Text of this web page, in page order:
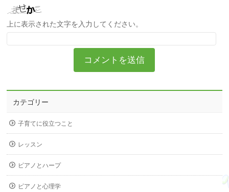
上に表示された文字を入力してください。
カテゴリー
子育てに役立つこと
レッスン
ピアノとハープ
ピアノと心理学